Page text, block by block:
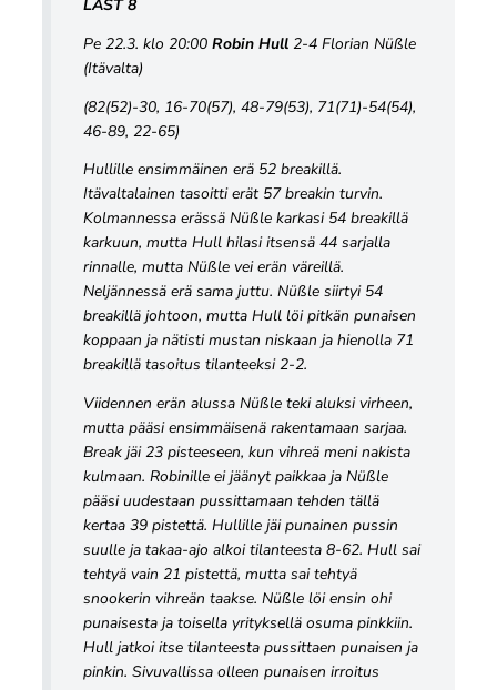
LAST 8
Pe 22.3. klo 20:00 Robin Hull2-4 Florian Nüßle
(Itävalta)
(82(52)-30, 16-70(57), 48-79(53), 71(71)-54(54),
46-89, 22-65)
Hullille ensimmäinen erä 52 breakillä.
Itävaltalainen tasoitti erät 57 breakin turvin.
Kolmannessa erässä Nüßle karkasi 54 breakillä
karkuun, mutta Hull hilasi itsensä 44 sarjalla
rinnalle, mutta Nüßle vei erän väreillä.
Neljännessä erä sama juttu. Nüßle siirtyi 54
breakillä johtoon, mutta Hull löi pitkän punaisen
koppaan ja nätisti mustan niskaan ja hienolla 71
breakillä tasoitus tilanteeksi 2-2.
Viidennen erän alussa Nüßle teki aluksi virheen,
mutta pääsi ensimmäisenä rakentamaan sarjaa.
Break jäi 23 pisteeseen, kun vihreä meni nakista
kulmaan. Robinille ei jäänyt paikkaa ja Nüßle
pääsi uudestaan pussittamaan tehden tällä
kertaa 39 pistettä. Hullille jäi punainen pussin
suulle ja takaa-ajo alkoi tilanteesta 8-62. Hull sai
tehtyä vain 21 pistettä, mutta sai tehtyä
snookerin vihreän taakse. Nüßle löi ensin ohi
punaisesta ja toisella yrityksellä osuma pinkkiin.
Hull jatkoi itse tilanteesta pussittaen punaisen ja
pinkin. Sivuvallissa olleen punaisen irroitus